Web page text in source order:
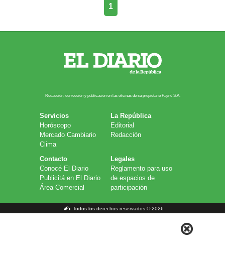
1
Redacción, corrección y publicación en las oficinas de su propietario Payn​é S.A.
Servicios
Horóscopo
Mercado Cambiario
Clima
La República
Editorial
Redacción
Contacto
Conocé El Diario
Publicitá en El Diario
Área Comercial
Legales
Reglamento para uso
de espacios de
participación
Todos los derechos reservados © 2026